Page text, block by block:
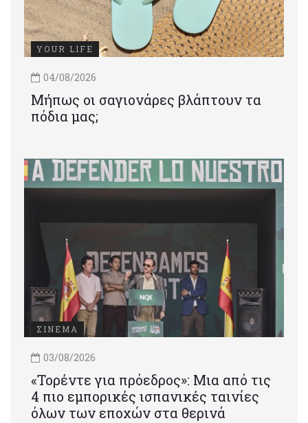
YOUR LIFE
04/08/2026
Μήπως οι σαγιονάρες βλάπτουν τα
πόδια μας;
ΣΙΝΕΜΑ
03/08/2026
«Τορέντε για πρόεδρος»: Mια από τις
4 πιο εμπορικές ισπανικές ταινίες
όλων των εποχών στα θερινά